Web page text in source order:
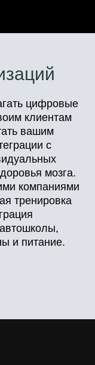
цифровые
клиентам
вашим
с
мозга.
компаниями
тренировка
и питание.